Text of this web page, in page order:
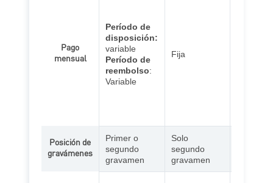
Pago
mensual
Período de
disposición:
variable
Período de
reembolso:
Variable
Fija
Posición de
gravámenes
Primer o
segundo
gravamen
Solo
segundo
gravamen